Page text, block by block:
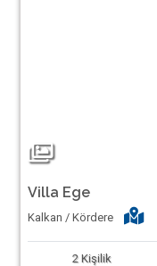
Villa Ege
Kalkan / Kördere
2 Kişilik